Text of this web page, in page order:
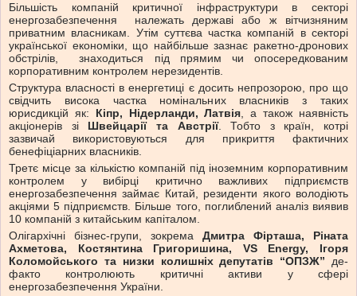
Більшість компаній критичної інфраструктури в секторі
енергозабезпечення належать державі або ж вітчизняним
приватним власникам. Утім суттєва частка компаній в секторі
української економіки, що найбільше зазнає ракетно-дронових
обстрілів, знаходиться під прямим чи опосередкованим
корпоративним контролем нерезидентів.
Структура власності в енергетиці є досить непрозорою, про що
свідчить висока частка номінальних власників з таких
юрисдикцій як: Кіпр, Нідерланди, Латвія, а також наявність
акціонерів зі Швейцарії та Австрії. Тобто з країн, котрі
зазвичай використовуються для прикриття фактичних
бенефіціарних власників.
Третє місце за кількістю компаній під іноземним корпоративним
контролем у вибірці критично важливих підприємств
енергозабезпечення займає Китай, резиденти якого володіють
акціями 5 підприємств. Більше того, поглиблений аналіз виявив
10 компаній з китайським капіталом.
Олігархічні бізнес-групи, зокрема Дмитра Фірташа, Ріната
Ахметова, Костянтина Григоришина, VS Energy, Ігоря
Коломойського та низки колишніх депутатів “ОПЗЖ” де-
факто контролюють критичні активи у сфері
енергозабезпечення України.